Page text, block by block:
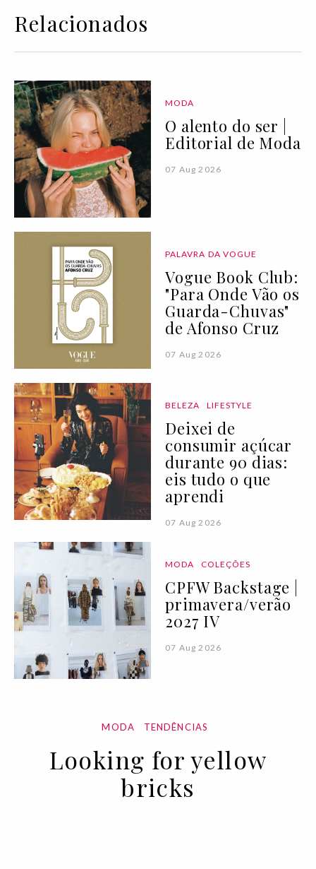
Relacionados
MODA
O alento do ser |
Editorial de Moda
07 Aug 2026
PALAVRA DA VOGUE
Vogue Book Club:
"Para Onde Vão os
Guarda-Chuvas"
de Afonso Cruz
07 Aug 2026
BELEZA LIFESTYLE
Deixei de
consumir açúcar
durante 90 dias:
eis tudo o que
aprendi
07 Aug 2026
MODA COLEÇÕES
CPFW Backstage |
primavera/verão
2027 IV
07 Aug 2026
MODA TENDÊNCIAS
Looking for yellow
bricks